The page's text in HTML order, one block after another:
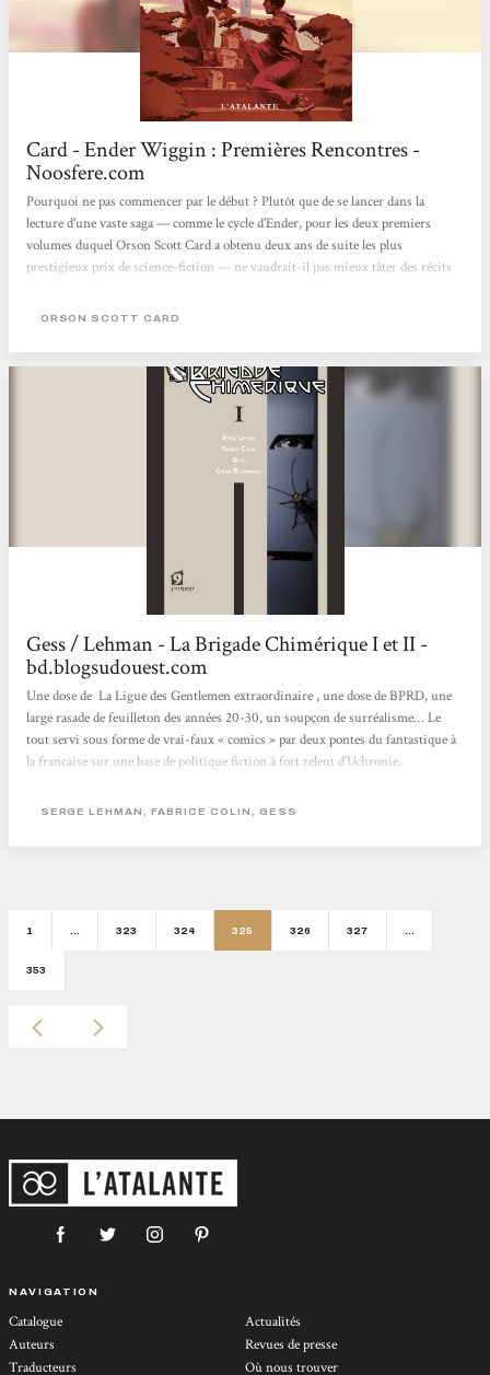
Card - Ender Wiggin : Premières Rencontres -
Noosfere.com
Pourquoi ne pas commencer par le début ? Plutôt que de se lancer dans la
lecture d'une vaste saga — comme le cycle d'Ender, pour les deux premiers
volumes duquel Orson Scott Card a obtenu deux ans de suite les plus
prestigieux prix de science-fiction — ne vaudrait-il pas mieux tâter des récits
Wiggin : premières rencontres réunit en ses pages quatre nouvelles, prémices
donnera son nom au cycle. Ces « premières...
ORSON SCOTT CARD
Gess / Lehman - La Brigade Chimérique I et II -
bd.blogsudouest.com
Une dose de La Ligue des Gentlemen extraordinaire , une dose de BPRD, une
large rasade de feuilleton des années 20-30, un soupçon de surréalisme… Le
tout servi sous forme de vrai-faux « comics » par deux pontes du fantastique à
la française sur une base de politique fiction à fort relent d’Uchronie.
limites de la bande dessinée dans ce qui reste leur domaine de prédilection, le
Les...
SERGE LEHMAN, FABRICE COLIN, GESS
1 323 324 325 326 327
353
NAVIGATION
Catalogue
Auteurs
Traducteurs
Actualités
Revues de presse
Où nous trouver